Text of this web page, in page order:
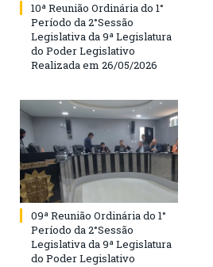
10ª Reunião Ordinária do 1°
Período da 2°Sessão
Legislativa da 9ª Legislatura
do Poder Legislativo
Realizada em 26/05/2026
09ª Reunião Ordinária do 1°
Período da 2°Sessão
Legislativa da 9ª Legislatura
do Poder Legislativo